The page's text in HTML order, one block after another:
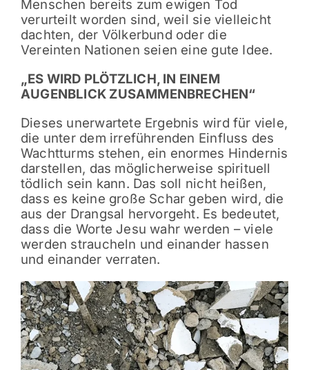
Menschen bereits zum ewigen Tod
verurteilt worden sind, weil sie vielleicht
dachten, der Völkerbund oder die
Vereinten Nationen seien eine gute Idee.
„ES WIRD PLÖTZLICH, IN EINEM
AUGENBLICK ZUSAMMENBRECHEN“
Dieses unerwartete Ergebnis wird für viele,
die unter dem irreführenden Einfluss des
Wachtturms stehen, ein enormes Hindernis
darstellen, das möglicherweise spirituell
tödlich sein kann. Das soll nicht heißen,
dass es keine große Schar geben wird, die
aus der Drangsal hervorgeht. Es bedeutet,
dass die Worte Jesu wahr werden – viele
werden straucheln und einander hassen
und einander verraten.